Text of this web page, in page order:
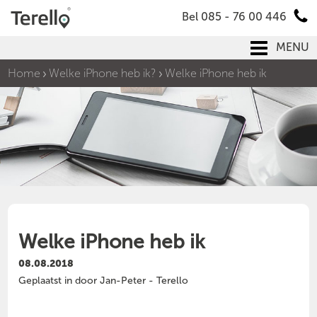
Bel 085 - 76 00 446
MENU
Home
Welke iPhone heb ik? Welke iPhone heb ik
Welke iPhone heb ik
08.08.2018
Geplaatst in door Jan-Peter - Terello